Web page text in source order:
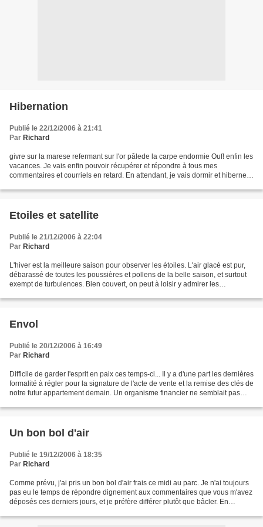
Hibernation
Publié le 22/12/2006 à 21:41
Par Richard
givre sur la marese refermant sur l'or pâlede la carpe endormie Ouf! enfin les
vacances. Je vais enfin pouvoir récupérer et répondre à tous mes
commentaires et courriels en retard. En attendant, je vais dormir et hiberner,
Etoiles et satellite
Publié le 21/12/2006 à 22:04
Par Richard
L'hiver est la meilleure saison pour observer les étoiles. L'air glacé est pur,
débarassé de toutes les poussières et pollens de la belle saison, et surtout
exempt de turbulences. Bien couvert, on peut à loisir y admirer les
Envol
Publié le 20/12/2006 à 16:49
Par Richard
Difficile de garder l'esprit en paix ces temps-ci... Il y a d'une part les dernières
formalité à régler pour la signature de l'acte de vente et la remise des clés de
notre futur appartement demain. Un organisme financier ne semblait pas
Un bon bol d'air
Publié le 19/12/2006 à 18:35
Par Richard
Comme prévu, j'ai pris un bon bol d'air frais ce midi au parc. Je n'ai toujours
pas eu le temps de répondre dignement aux commentaires que vous m'avez
déposés ces derniers jours, et je préfère différer plutôt que bâcler. En